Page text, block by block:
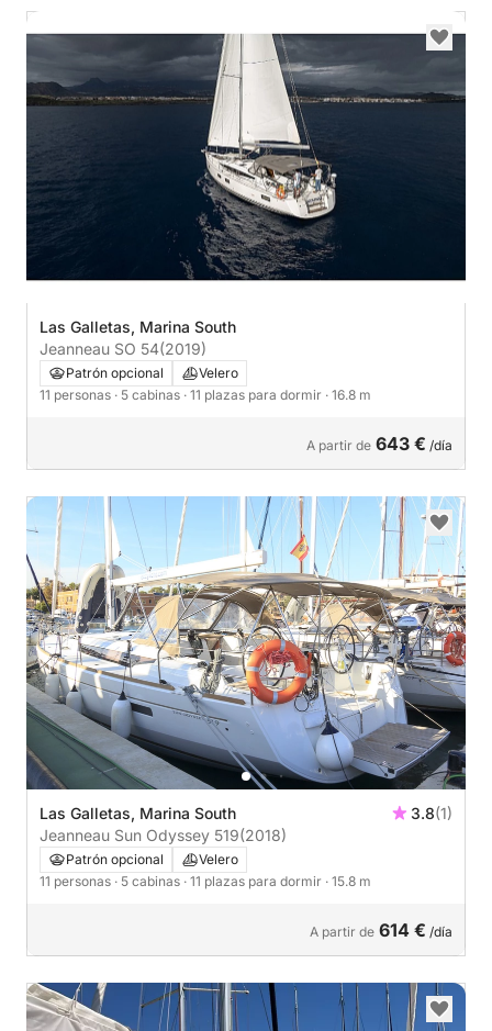
Las Galletas, Marina South
Jeanneau SO 54(2019)
Patrón opcional
Velero
11 personas · 5 cabinas · 11 plazas para dormir · 16.8 m
A partir de 643 € /día
Las Galletas, Marina South 3.8(1)
Jeanneau Sun Odyssey 519(2018)
Patrón opcional
Velero
11 personas · 5 cabinas · 11 plazas para dormir · 15.8 m
A partir de 614 € /día